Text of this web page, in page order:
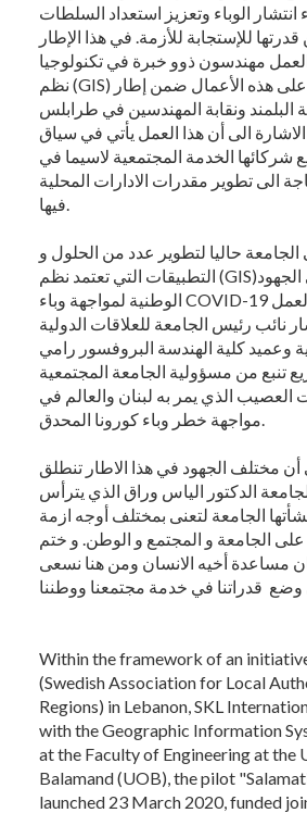
انتشار الوباء وتعزيز استعداد السلطات
للإستجابة للأزمة. في هذا الإطار
مهندسون ذوو خبرة في تكنولوجيا
نظم (GIS) كانوا قد تدربوا على هذه الأعمال ضمن إطار
البلمند ونقابة المهندسين في طرابلس
الى أن هذا العمل يأتي في سياق
شركائها الخدمة المجتمعية لاسيما في
الى تطوير مقدرات الادارات المحلية
حاليا لتطوير عدد من الحلول و
التطبيقات التي تعتمد نظم (GIS)بهدف المساهمة في الجهود
الوطنية لمواجهة وباء COVID-19 وفي إطار إطلاق العمل
نائب رئيس الجامعة للعلاقات الدولية
وعميد كلية الهندسة البروفسور رامي
تنبع من مسؤولية الجامعة المجتمعية
العصيب الذي يمر به لبنان والعالم في
أن مختلف الجهود في هذا الاطار تنطلق
الدكتور الياس وراق الذي يترأس
الجامعة لتعنى بمختلف أوجه ازمة
على الجامعة و المجتمع و الوطن. و ختم
مساعدة أخيه الانسان ومن هنا نسعى
Within the framework of an
(Swedish Association for Local
Regions) in Lebanon, SKL
with the Geographic Information
at the Faculty of Engineering at the
Balamand (UOB), the pilot
launched 23 March 2020, funded